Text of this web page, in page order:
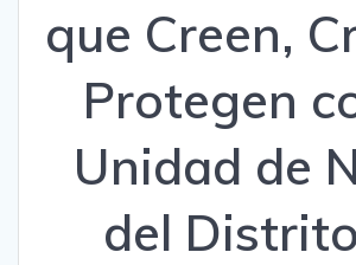
que Creen,
Protegen
Unidad de
del